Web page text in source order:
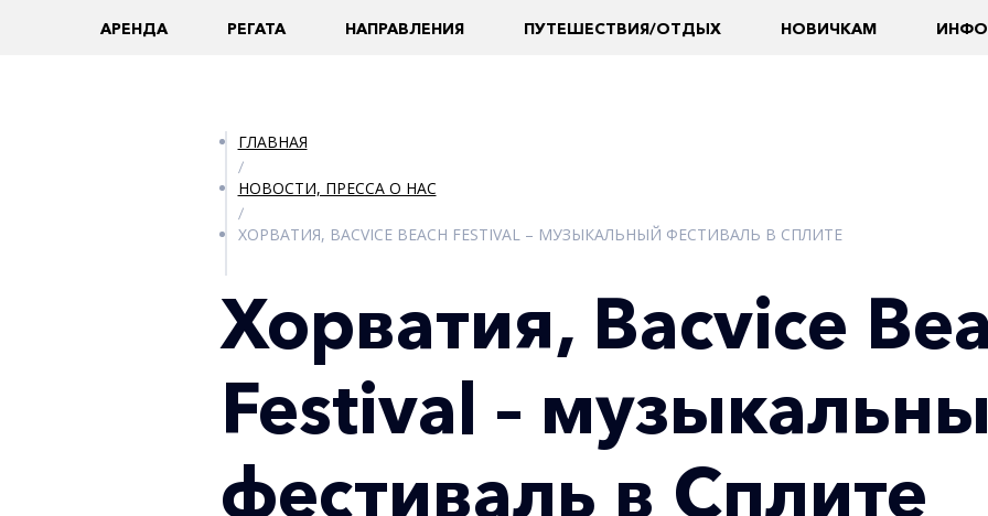
AРЕНДА РЕГАТА НАПРАВЛЕНИЯ ПУТЕШЕСТВИЯ/ОТДЫХ НОВИЧКАМ ИНФО
ГЛАВНАЯ
/
НОВОСТИ, ПРЕССА О НАС
/
ХОРВАТИЯ, BACVICE BEACH FESTIVAL – МУЗЫКАЛЬНЫЙ ФЕСТИВАЛЬ В СПЛИТЕ
Хорватия, Bacvice
Festival –
фестиваль в Сплите